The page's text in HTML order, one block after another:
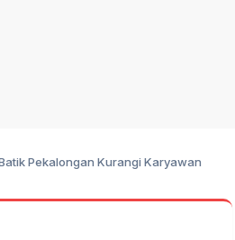
Pekalongan Kurangi Karyawan